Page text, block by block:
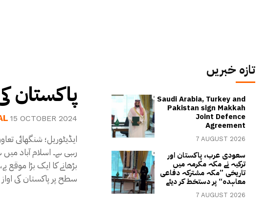
پاکستان
15 OCTOBER 2024
ایڈیٹوریل؛ شنگھائی
رہی ہے۔ اسلام آباد
بڑھانے کا ایک بڑا
سطح پر پاکستان کی اواز
تازہ خبریں
Saudi Arabia, Turkey and
Pakistan sign Makkah
Joint Defence
Agreement
7 AUGUST 2026
سعودی عرب، پاکستان اور
ترکیہ نے مکہ مکرمہ میں
تاریخی ”مکہ مشترکہ دفاعی
معاہدہ“ پر دستخط کر دیئے
7 AUGUST 2026